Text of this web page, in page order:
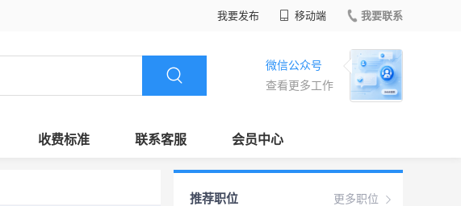
我要发布 移动端 我要联系
微信公众号
查看更多工作
收费标准 联系客服 会员中心
更多职位
推荐职位